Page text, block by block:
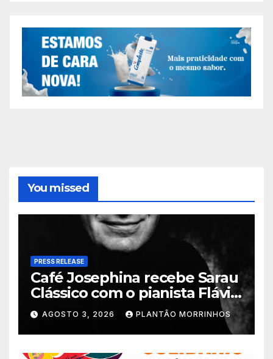
You missed
PRESS RELEASE
Café Josephina recebe Sarau
Clássico com o pianista Flávio
Varani nesta terça-feira
AGOSTO 3, 2026 PLANTÃO MORRINHOS